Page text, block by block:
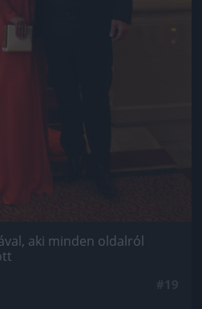
aki minden oldalról